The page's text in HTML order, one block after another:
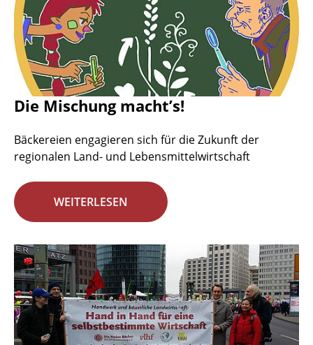
Die Mischung macht’s!
Bäckereien engagieren sich für die Zukunft der
regionalen Land- und Lebensmittelwirtschaft
WEITERLESEN